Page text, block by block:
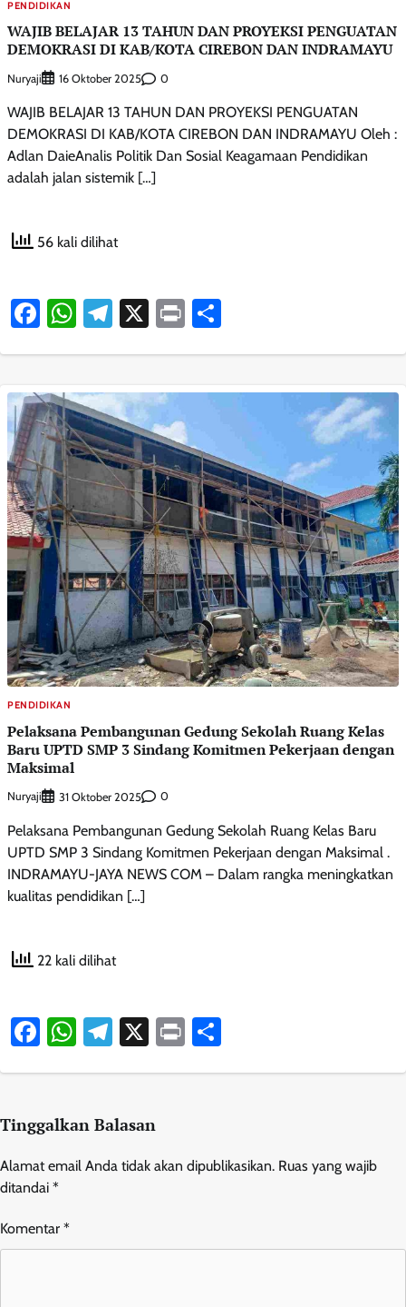
PENDIDIKAN
WAJIB BELAJAR 13 TAHUN DAN PROYEKSI PENGUATAN
DEMOKRASI DI KAB/KOTA CIREBON DAN INDRAMAYU
Nuryaji 16 Oktober 2025 0
WAJIB BELAJAR 13 TAHUN DAN PROYEKSI PENGUATAN
DEMOKRASI DI KAB/KOTA CIREBON DAN INDRAMAYU Oleh :
Adlan DaieAnalis Politik Dan Sosial Keagamaan Pendidikan
adalah jalan sistemik […]
56 kali dilihat
Facebook
WhatsApp
Telegram
X Print
PENDIDIKAN
Pelaksana Pembangunan Gedung Sekolah Ruang Kelas
Baru UPTD SMP 3 Sindang Komitmen Pekerjaan dengan
Maksimal
Nuryaji 31 Oktober 2025 0
Pelaksana Pembangunan Gedung Sekolah Ruang Kelas Baru
UPTD SMP 3 Sindang Komitmen Pekerjaan dengan Maksimal .
INDRAMAYU-JAYA NEWS COM – Dalam rangka meningkatkan
kualitas pendidikan […]
22 kali dilihat
Facebook
WhatsApp
Telegram
X Print
Tinggalkan Balasan
Alamat email Anda tidak akan dipublikasikan. Ruas yang wajib
ditandai *
Komentar *